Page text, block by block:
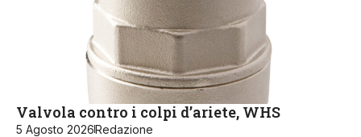
Valvola contro i colpi d’ariete, WHS
5 Agosto 2026Redazione